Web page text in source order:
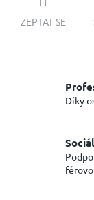
ZEPTAT SE
Díky